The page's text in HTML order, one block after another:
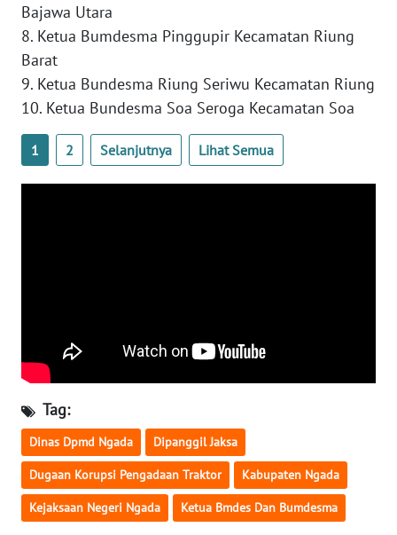
Bajawa Utara
8. Ketua Bumdesma Pinggupir Kecamatan Riung
Barat
9. Ketua Bundesma Riung Seriwu Kecamatan Riung
10. Ketua Bundesma Soa Seroga Kecamatan Soa
1 2 Selanjutnya Lihat Semua
Tag:
Dinas Dpmd Ngada Dipanggil Jaksa
Dugaan Korupsi Pengadaan Traktor Kabupaten Ngada
Kejaksaan Negeri Ngada Ketua Bmdes Dan Bumdesma
SUMSEL
WN
BENGKULU
LAMPUNG
WN
WN
JATIM
WN
BALI
WN